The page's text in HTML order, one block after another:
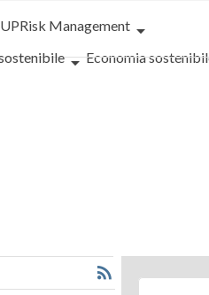
Risk Management
Economia